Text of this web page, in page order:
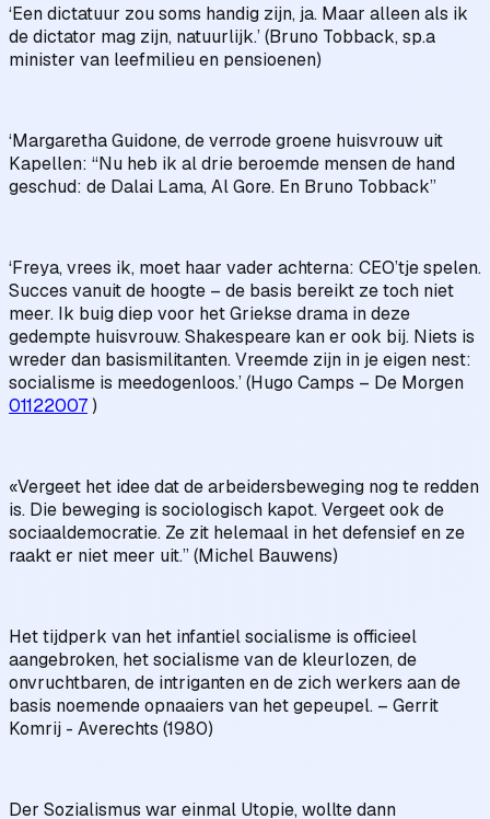
‘Een dictatuur zou soms handig zijn, ja. Maar alleen als ik
de dictator mag zijn, natuurlijk.’ (Bruno Tobback, sp.a
minister van leefmilieu en pensioenen)
‘Margaretha Guidone, de verrode groene huisvrouw uit
Kapellen: “Nu heb ik al drie beroemde mensen de hand
geschud: de Dalai Lama, Al Gore. En Bruno Tobback”
‘Freya, vrees ik, moet haar vader achterna: CEO’tje spelen.
Succes vanuit de hoogte – de basis bereikt ze toch niet
meer. Ik buig diep voor het Griekse drama in deze
gedempte huisvrouw. Shakespeare kan er ook bij. Niets is
wreder dan basismilitanten. Vreemde zijn in je eigen nest:
socialisme is meedogenloos.’ (Hugo Camps – De Morgen
01122007)
«Vergeet het idee dat de arbeidersbeweging nog te redden
is. Die beweging is sociologisch kapot. Vergeet ook de
sociaaldemocratie. Ze zit helemaal in het defensief en ze
raakt er niet meer uit.” (Michel Bauwens)
Het tijdperk van het infantiel socialisme is officieel
aangebroken, het socialisme van de kleurlozen, de
onvruchtbaren, de intriganten en de zich werkers aan de
basis noemende opnaaiers van het gepeupel. – Gerrit
Komrij - Averechts (1980)
Der Sozialismus war einmal Utopie, wollte dann